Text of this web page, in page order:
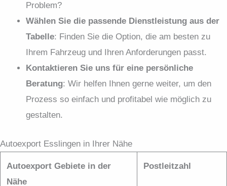
Problem?
Wählen Sie die passende Dienstleistung aus der
Tabelle: Finden Sie die Option, die am besten zu
Ihrem Fahrzeug und Ihren Anforderungen passt.
Kontaktieren Sie uns für eine persönliche
Beratung: Wir helfen Ihnen gerne weiter, um den
Prozess so einfach und profitabel wie möglich zu
gestalten.
Autoexport Esslingen in Ihrer Nähe
Autoexport Gebiete in der
Nähe
Postleitzahl